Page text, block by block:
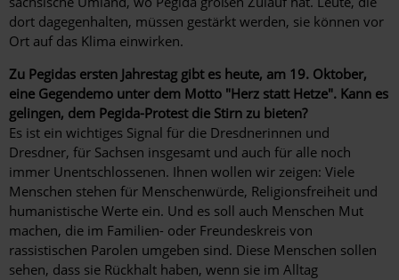
dort dagegenhalten, müssen gestärkt werden, sie können vor
Ort auf das Klima einwirken.
Zu Pegidas ersten Jahrestag gibt es heute, am 19. Oktober,
eine Gegendemo unter dem Motto "Herz statt Hetze". Kann es
gelingen, dem Pegida-Protest die Stirn zu bieten?
Es ist ein wichtiges Signal für die Dresdnerinnen und
Dresdner, für Sachsen insgesamt und auch für alle noch
immer Unentschlossenen. Ihnen wollen wir zeigen: Viele
Menschen stehen für Menschenwürde, Religionsfreiheit und
humanistische Werte ein. Und es soll auch Menschen Mut
machen, die im Familien- oder Freundeskreis von
rassistischen Parolen umgeben sind. Diese Menschen sollen
sehen, dass sie Rückhalt haben, wenn sie im Alltag